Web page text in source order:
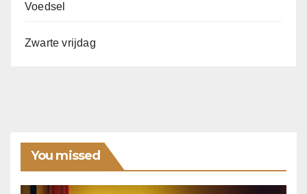
Voedsel
Zwarte vrijdag
You missed